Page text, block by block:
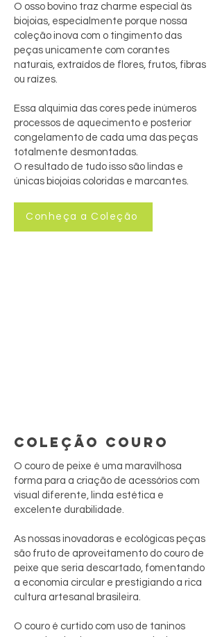
O osso bovino traz charme especial às
biojoias, especialmente porque nossa
coleção inova com o tingimento das
peças unicamente com corantes
naturais, extraídos de flores, frutos, fibras
ou raízes.
Essa alquimia das cores pede inúmeros
processos de aquecimento e posterior
congelamento de cada uma das peças
totalmente desmontadas.
O resultado de tudo isso são lindas e
únicas biojoias coloridas e marcantes.
Conheça a Coleção
COLEÇÃO COURO
O couro de peixe é uma maravilhosa
forma para a criação de acessórios com
visual diferente, linda estética e
excelente durabilidade.
As nossas inovadoras e ecológicas peças
são fruto de aproveitamento do couro de
peixe que seria descartado, fomentando
a economia circular e prestigiando a rica
cultura artesanal brasileira.
O couro é curtido com uso de taninos